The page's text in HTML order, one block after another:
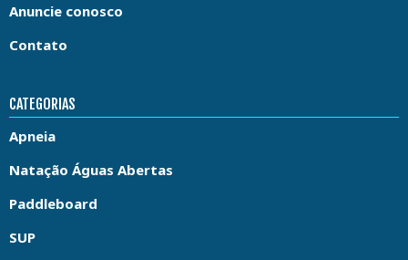
Anuncie conosco
Contato
CATEGORIAS
Apneia
Natação Águas Abertas
Paddleboard
SUP